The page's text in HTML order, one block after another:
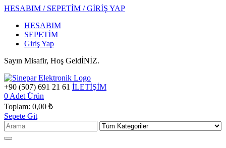
HESABIM / SEPETİM / GİRİŞ YAP
HESABIM
SEPETİM
Giriş Yap
Sayın Misafir, Hoş GeldİNİZ.
+90 (507) 691 21 61 İLETİŞİM
0 Adet Ürün
Toplam: 0,00 ₺
Sepete Git